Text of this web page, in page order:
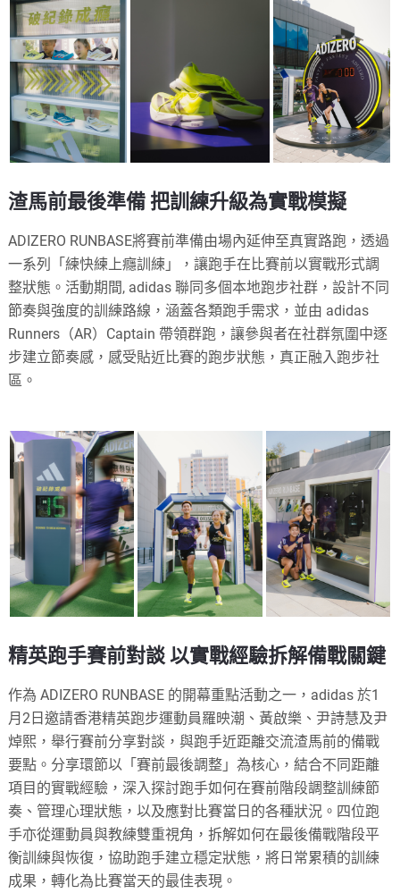
渣馬前最後準備 把訓練升級為實戰模擬
ADIZERO RUNBASE將賽前準備由場內延伸至真實路跑，透過
一系列「練快練上癮訓練」，讓跑手在比賽前以實戰形式調
整狀態。活動期間, adidas 聯同多個本地跑步社群，設計不同
節奏與強度的訓練路線，涵蓋各類跑手需求，並由 adidas
Runners（AR）Captain 帶領群跑，讓參與者在社群氛圍中逐
步建立節奏感，感受貼近比賽的跑步狀態，真正融入跑步社
區。
精英跑手賽前對談 以實戰經驗拆解備戰關鍵
作為 ADIZERO RUNBASE 的開幕重點活動之一，adidas 於1
月2日邀請香港精英跑步運動員羅映潮、黃啟樂、尹詩慧及尹
焯熙，舉行賽前分享對談，與跑手近距離交流渣馬前的備戰
要點。分享環節以「賽前最後調整」為核心，結合不同距離
項目的實戰經驗，深入探討跑手如何在賽前階段調整訓練節
奏、管理心理狀態，以及應對比賽當日的各種狀況。四位跑
手亦從運動員與教練雙重視角，拆解如何在最後備戰階段平
衡訓練與恢復，協助跑手建立穩定狀態，將日常累積的訓練
成果，轉化為比賽當天的最佳表現。